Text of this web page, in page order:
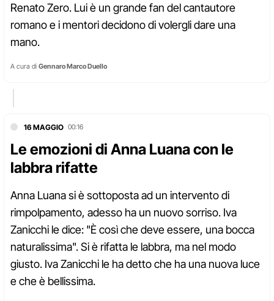
Renato Zero. Lui è un grande fan del cantautore
romano e i mentori decidono di volergli dare una
mano.
A cura di Gennaro Marco Duello
16 MAGGIO 00:16
Le emozioni di Anna Luana con le
labbra rifatte
Anna Luana si è sottoposta ad un intervento di
rimpolpamento, adesso ha un nuovo sorriso. Iva
Zanicchi le dice: "È così che deve essere, una bocca
naturalissima". Si è rifatta le labbra, ma nel modo
giusto. Iva Zanicchi le ha detto che ha una nuova luce
e che è bellissima.